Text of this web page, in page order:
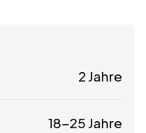
2 Jahre
18-25 Jahre